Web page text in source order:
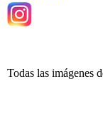
Todas las imágenes